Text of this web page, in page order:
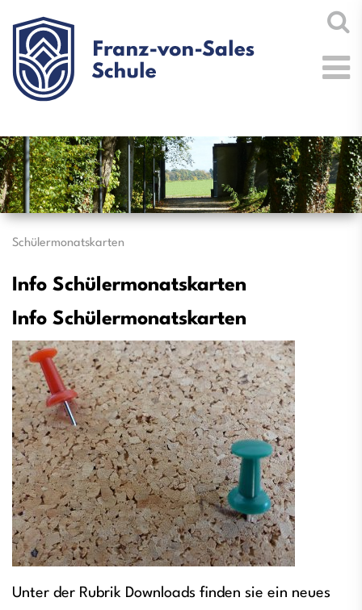
Schülermonatskarten
Info Schülermonatskarten
Info Schülermonatskarten
Unter der Rubrik Downloads finden sie ein neues